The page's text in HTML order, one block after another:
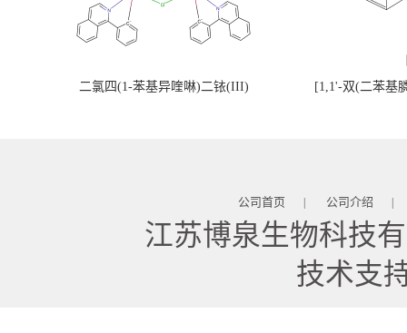
二氯四(1-苯基异喹啉)二铱(III) [1,1'-双(二苯基
公司首页 | 公司介绍 |
江苏博泉生物科技
技术支